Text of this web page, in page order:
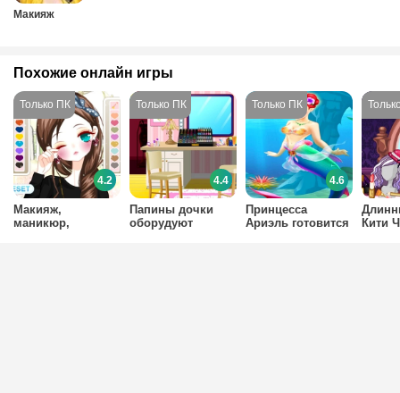
Макияж
Похожие онлайн игры
Макияж,
маникюр,
4.2
Папины дочки
оборудуют
4.4
Принцесса
Ариэль готовится
4.6
Кити